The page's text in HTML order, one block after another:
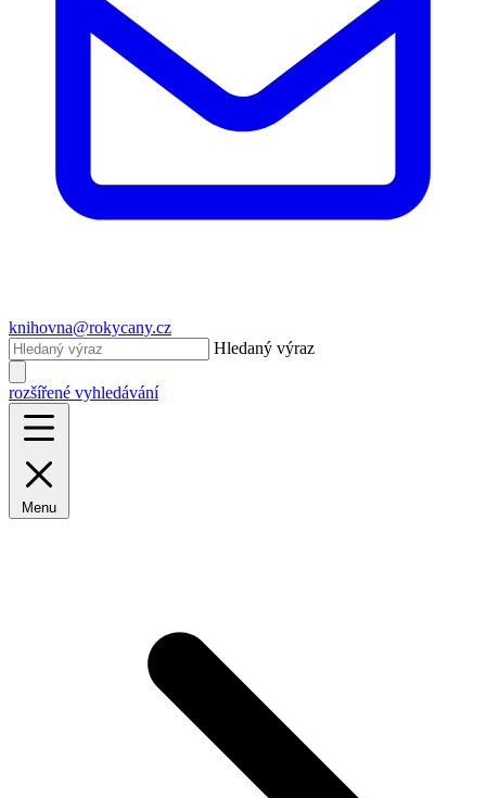
knihovna@rokycany.cz
Hledaný výraz
rozšířené vyhledávání
Menu